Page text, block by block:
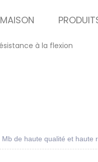
MAISON
Mb de haute qualité et haute